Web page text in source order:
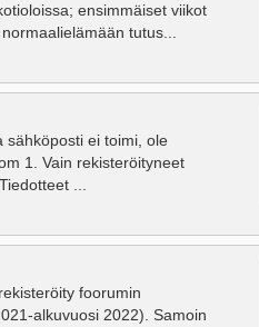
ensimmäiset viikot
tutus...
sähköposti ei toimi, ole
1. Vain rekisteröityneet
...
foorumin
alkuvuosi 2022). Samoin